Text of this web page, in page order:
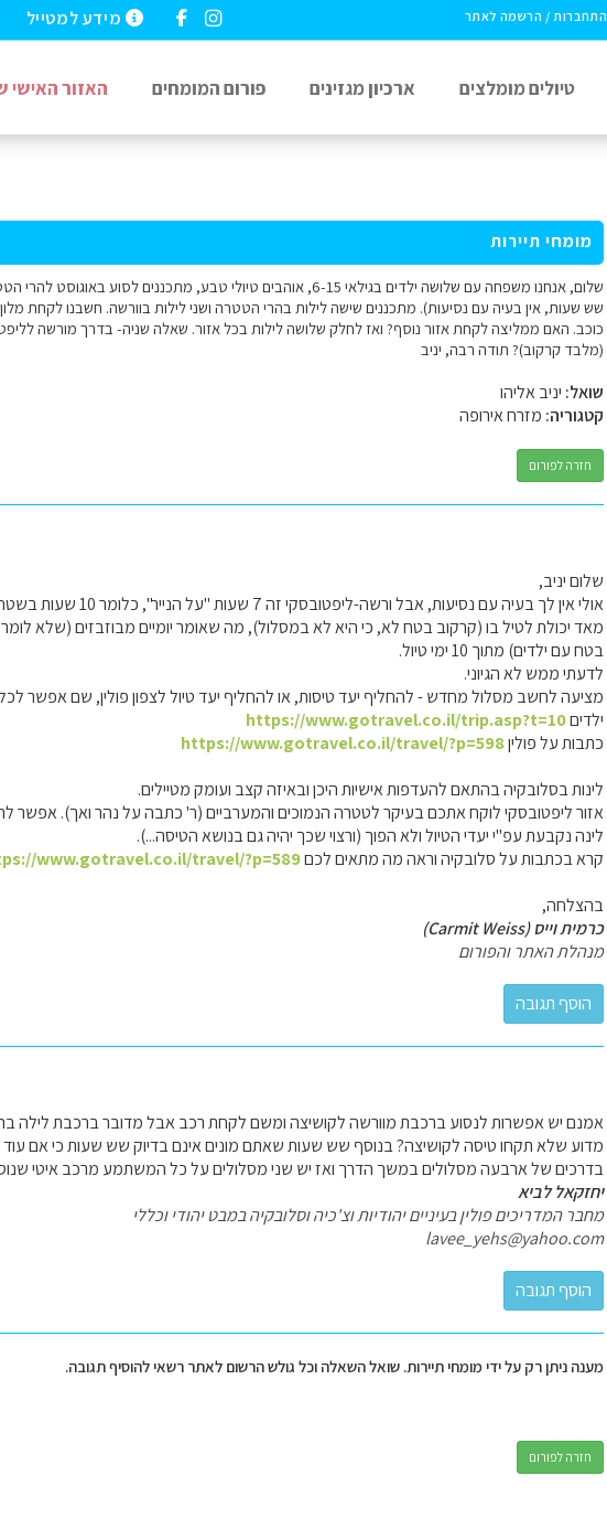
מידע למטייל התחברות / הרשמה לאתר
טיולים מומלצים ארכיון מגזינים פורום המומחים האזור האישי
מומחי תיירות
שלום, אנחנו משפחה עם שלושה ילדים בגילאי 6-15, אוהבים טיולי טבע,
שש שעות, אין בעיה עם נסיעות). מתכננים שישה לילות בהרי הטטרה ושני לילות בוורשה. חשבנו לקחת
כוכב. האם ממליצה לקחת אזור נוסף? ואז לחלק שלושה לילות בכל אזור. שאלה שניה- בדרך מורשה
(מלבד קרקוב)? תודה רבה, יניב
שואל: יניב אליהו
קטגוריה: מזרח אירופה
חזרה לפורום
שלום יניב,
אולי אין לך בעיה עם נסיעות,
מאד יכולת לטיל בו (קרקוב בטח לא, כי היא לא במסלול), מה שאומר יומיים מבוזבזים (שלא לומר
בטח עם ילדים) מתוך 10 ימי טיול.
לדעתי ממש לא הגיוני.
מציעה לחשב מסלול מחדש - להחליף יעד טיסות, או להחליף יעד טיול לצפון פולין, שם אפשר
ילדיםhttps://www.gotravel.co.il/trip.asp?t=10
כתבות על פוליןhttps://www.gotravel.co.il/travel/?p=598
לינות בסלובקיה בהתאם להעדפות אישיות היכן ובאיזה קצב ועומק מטיילים.
אזור ליפטובסקי לוקח אתכם בעיקר לטטרה הנמוכים והמערביים (ר' כתבה על נהר ואך). אפשר
לינה נקבעת עפ"י יעדי הטיול ולא הפוך (ורצוי שכך יהיה גם בנושא הטיסה...).
קרא בכתבות על סלובקיה וראה מה מתאים לכםwww.gotravel.co.il/travel/?p=589
בהצלחה,
כרמית וייס (Carmit Weiss)
מנהלת האתר והפורום
אמנם יש אפשרות לנסוע ברכבת מוורשה לקושיצה ומשם לקחת רכב אבל מדובר ברכבת לילה בה
מדוע שלא תקחו טיסה לקושיצה? בנוסף שש שעות שאתם מונים אינם בדיוק שש שעות כי אם
בדרכים של ארבעה מסלולים במשך הדרך ואז יש שני מסלולים על כל המשתמע מרכב איטי
יחזקאל לביא
מחבר המדריכים פולין בעיניים יהודיות וצ'כיה וסלובקיה במבט יהודי וכללי
lavee_yehs@yahoo.com
מענה ניתן רק על ידי מומחי תיירות. שואל השאלה וכל גולש הרשום לאתר רשאי להוסיף תגובה.
חזרה לפורום